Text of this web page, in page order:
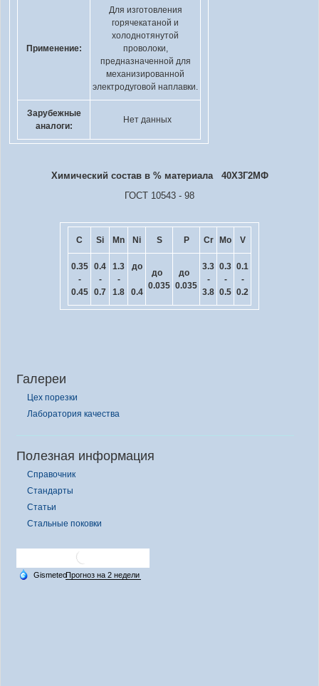
Применение:
Для изготовления
горячекатаной и
холоднотянутой
проволоки,
предназначенной для
механизированной
электродуговой наплавки.
Зарубежные
аналоги:
Нет данных
Химический состав в % материала 40Х3Г2МФ
ГОСТ 10543 - 98
C Si Mn Ni S P Cr Mo V
0.35
-
0.45
0.4
-
0.7
1.3
-
1.8
до
0.4
до
0.035
до
0.035
3.3
-
3.8
0.3
-
0.5
0.1
-
0.2
Галереи
Цех порезки
Лаборатория качества
Полезная информация
Справочник
Стандарты
Статьи
Стальные поковки